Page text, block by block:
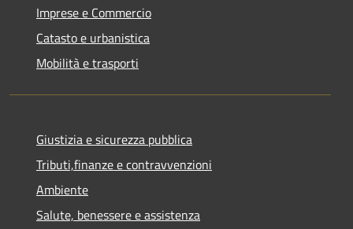
Imprese e Commercio
Catasto e urbanistica
Mobilità e trasporti
Giustizia e sicurezza pubblica
Tributi,finanze e contravvenzioni
Ambiente
Salute, benessere e assistenza